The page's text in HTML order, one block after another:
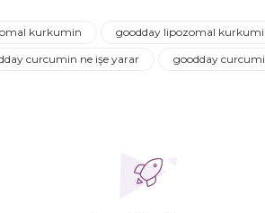
kurkumin goodday lipozomal
curcumin ne işe yarar goodday